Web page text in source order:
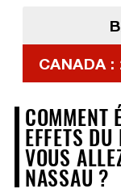
CANADA :
COMMENT
EFFETS
VOUS
NASSAU ?